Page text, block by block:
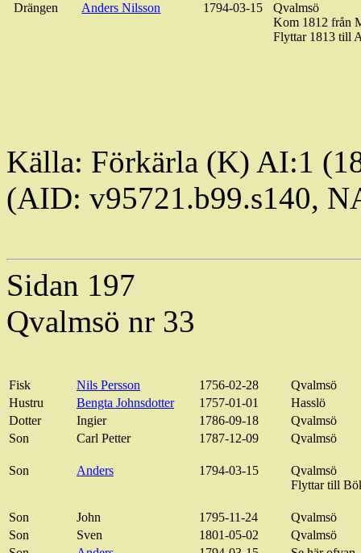
Drängen Anders Nilsson 1794-03-15
Qvalmsö
Kom 1812 från
Flyttar 1813 till
Källa: Förkärla (K) AI:1
(AID: v95721.b99.s140,
Sidan 197
Qvalmsö nr 33
Fisk Nils Persson 1756-02-28
Qvalmsö
Hustru
Bengta Johnsdotter 1757-01-01
Hasslö
Dotter
Ingier 1786-09-18
Qvalmsö
Son
Carl Petter 1787-12-09 Qvalmsö
Son Anders 1794-03-15
Qvalmsö
Flyttar till
Son John 1795-11-24
Qvalmsö
Son
Sven 1801-05-02
Qvalmsö